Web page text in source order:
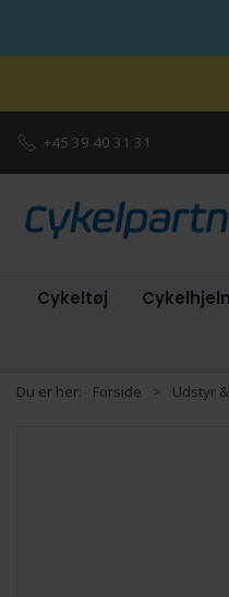
+45 39 40 31 31
Cykeltøj
Du er her: Forside Udstyr